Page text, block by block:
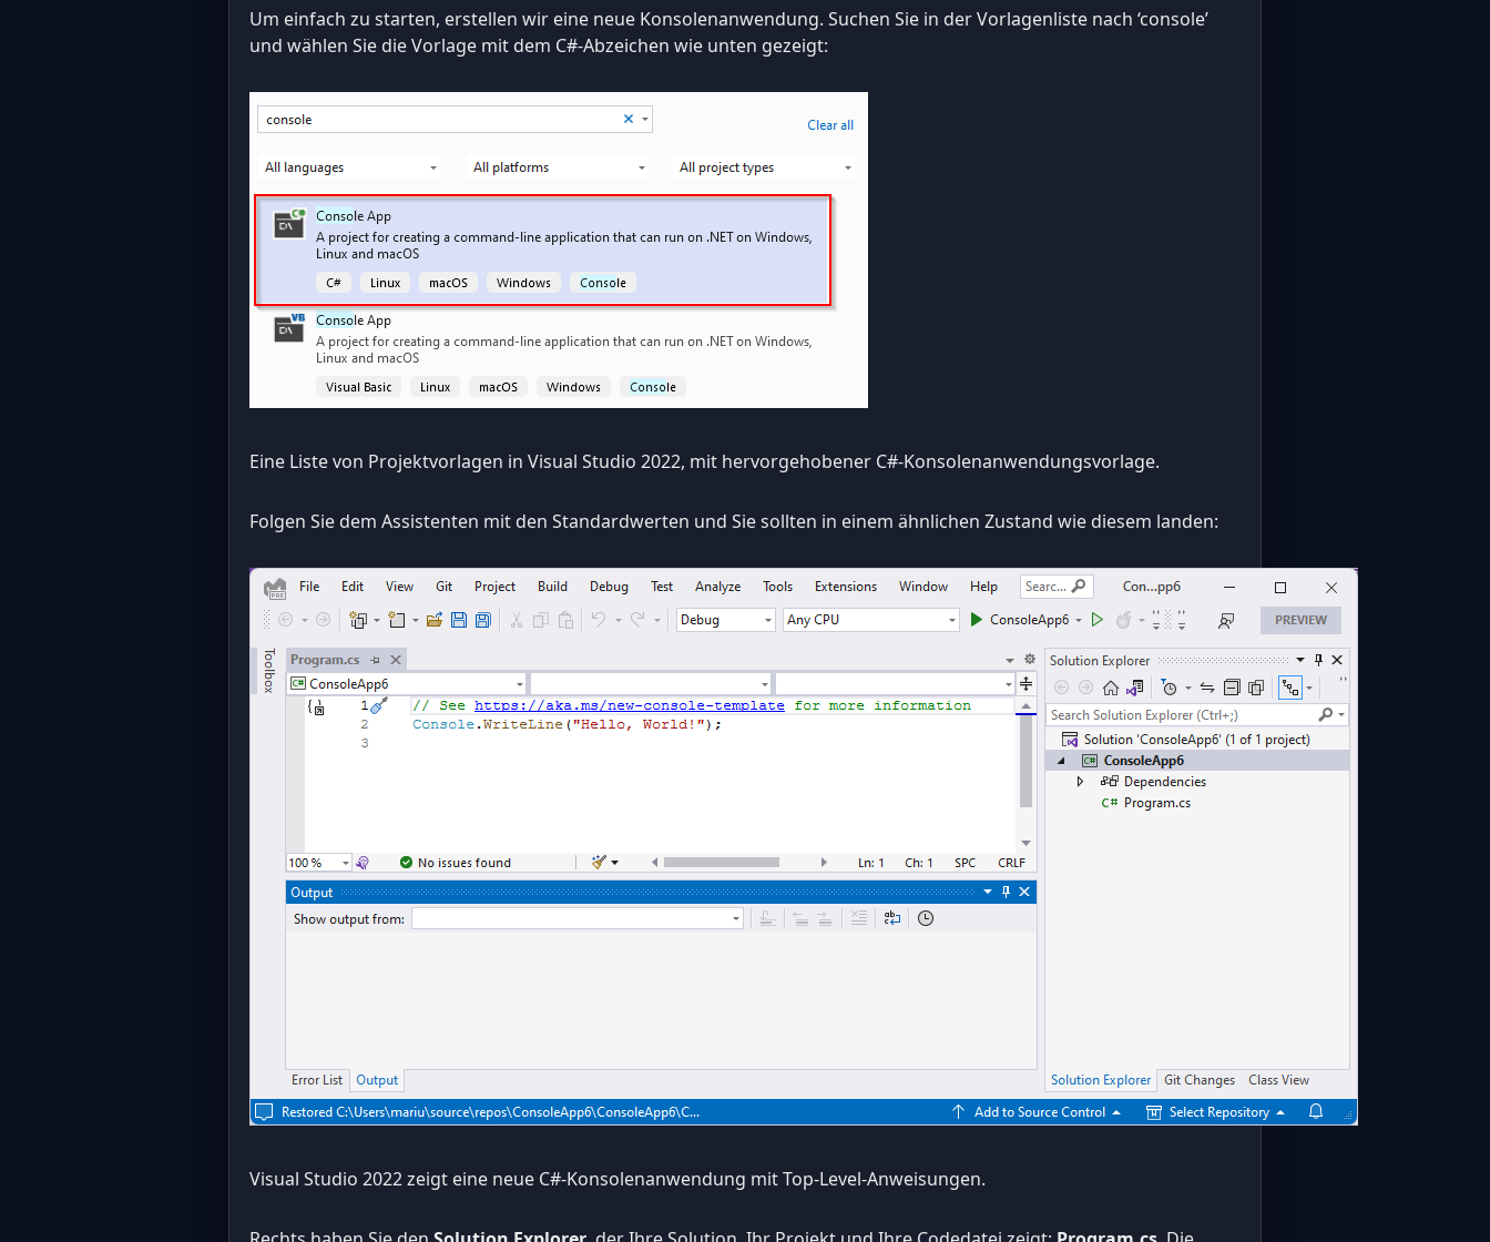
Um einfach zu starten, erstellen wir eine neue Konsolenanwendung. Suchen Sie in der Vorlagenliste nach ‘console’
und wählen Sie die Vorlage mit dem C#-Abzeichen wie unten gezeigt:
Eine Liste von Projektvorlagen in Visual Studio 2022, mit hervorgehobener C#-Konsolenanwendungsvorlage.
Folgen Sie dem Assistenten mit den Standardwerten und Sie sollten in einem ähnlichen Zustand wie diesem landen:
Visual Studio 2022 zeigt eine neue C#-Konsolenanwendung mit Top-Level-Anweisungen.